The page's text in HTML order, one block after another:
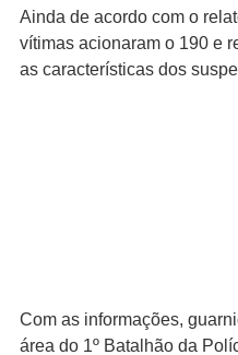
Ainda de acordo com o
vítimas acionaram o 190 e
as características dos
Com as informações,
área do 1º Batalhão da